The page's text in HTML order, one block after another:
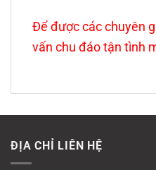
Để được các chuyên
vấn chu đáo tận tình
ĐỊA CHỈ LIÊN HỆ